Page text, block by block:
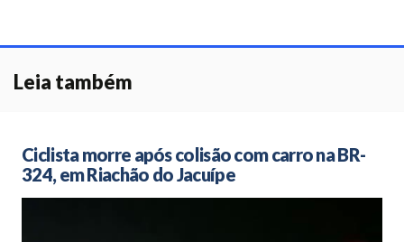
Leia também
Ciclista morre após colisão com carro na BR-
324, em Riachão do Jacuípe